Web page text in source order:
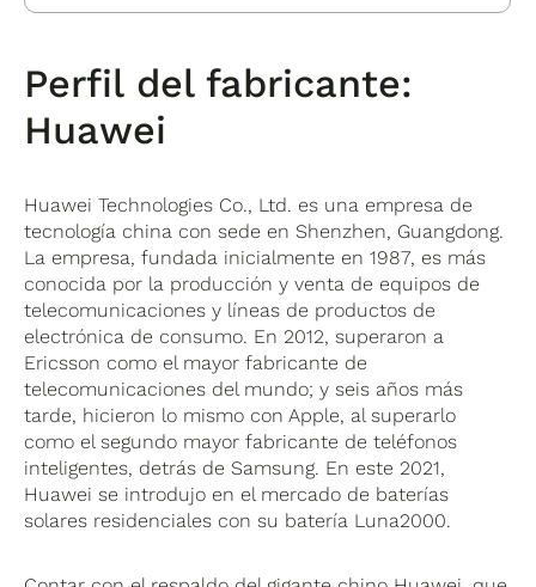
Perfil del fabricante:
Huawei
Huawei Technologies Co., Ltd. es una empresa de
tecnología china con sede en Shenzhen, Guangdong.
La empresa, fundada inicialmente en 1987, es más
conocida por la producción y venta de equipos de
telecomunicaciones y líneas de productos de
electrónica de consumo. En 2012, superaron a
Ericsson como el mayor fabricante de
telecomunicaciones del mundo; y seis años más
tarde, hicieron lo mismo con Apple, al superarlo
como el segundo mayor fabricante de teléfonos
inteligentes, detrás de Samsung. En este 2021,
Huawei se introdujo en el mercado de baterías
solares residenciales con su batería Luna2000.